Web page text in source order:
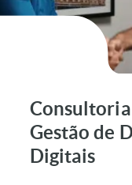
Gestão de
Digitais